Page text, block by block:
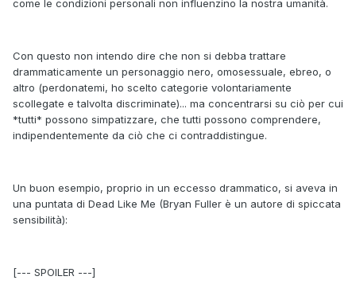
come le condizioni personali non influenzino la nostra umanità.
Con questo non intendo dire che non si debba trattare
drammaticamente un personaggio nero, omosessuale, ebreo, o
altro (perdonatemi, ho scelto categorie volontariamente
scollegate e talvolta discriminate)... ma concentrarsi su ciò per cui
*tutti* possono simpatizzare, che tutti possono comprendere,
indipendentemente da ciò che ci contraddistingue.
Un buon esempio, proprio in un eccesso drammatico, si aveva in
una puntata di Dead Like Me (Bryan Fuller è un autore di spiccata
sensibilità):
[--- SPOILER ---]